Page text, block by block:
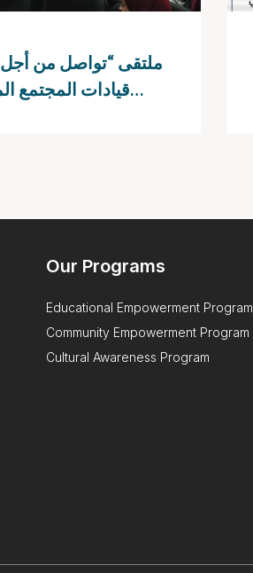
ملتقى “تواصل من أجل
قيادات المجتمع
Our Programs
Educational Empowerment Program
Community Empowerment Program
Cultural Awareness Program